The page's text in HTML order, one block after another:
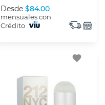
Desde $84.00
mensuales con
Crédito
favorite